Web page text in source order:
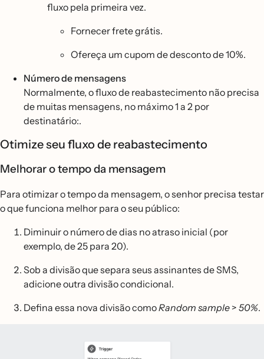
fluxo pela primeira vez.
Fornecer frete grátis.
Ofereça um cupom de desconto de 10%.
Número de mensagens
Normalmente, o fluxo de reabastecimento não precisa
de muitas mensagens, no máximo 1 a 2 por
destinatário:.
Otimize seu fluxo de reabastecimento
Melhorar o tempo da mensagem
Para otimizar o tempo da mensagem, o senhor precisa testar
o que funciona melhor para o seu público:
Diminuir o número de dias no atraso inicial (por
exemplo, de 25 para 20).
Sob a divisão que separa seus assinantes de SMS,
adicione outra divisão condicional.
Defina essa nova divisão comoRandom sample > 50%.